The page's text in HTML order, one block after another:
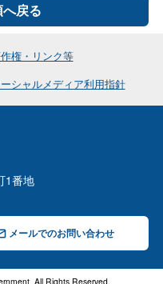
戻る
権・リンク等
シャルメディア利用指針
1番地
メールでのお問い合わせ
All Rights Reserved.